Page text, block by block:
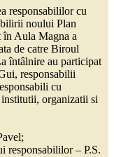
responsabililor cu
noului Plan
în Aula Magna a
de catre Biroul
întâlnire au participat
responsabilii
cu
organizatii si
responsabililor – P.S.